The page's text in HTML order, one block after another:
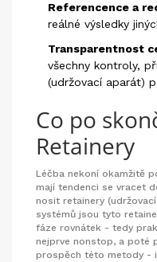
Referencence a
reálné výsledky
Transparentnost
všechny kontroly,
(udržovací aparát)
Co po
Retainery
Léčba nekoní okamžitě
mají tendenci se vracet
nosit retainery
systémů jsou tyto
fáze rovnátek - tedy
nejprve nonstop, a poté
prospěch této metody -